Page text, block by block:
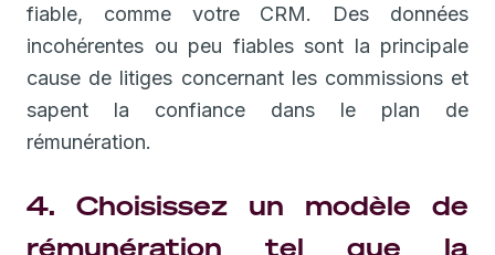
fiable, comme votre CRM. Des données
incohérentes ou peu fiables sont la principale
cause de litiges concernant les commissions et
sapent la confiance dans le plan de
rémunération.
4. Choisissez un modèle de
rémunération tel que la